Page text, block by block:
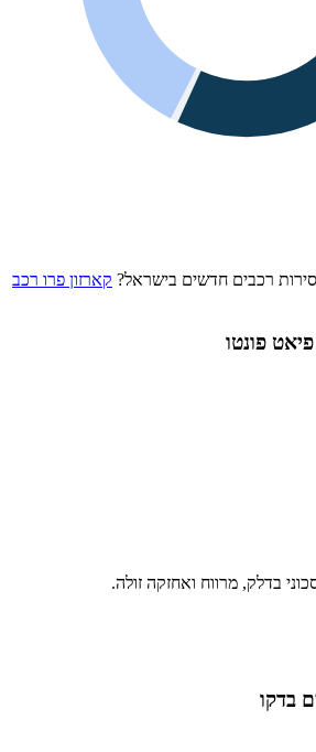
רכבים חדשים בישראל? קארזון פרו רכב
פיאט פונטו
בדלק, מרווח ואחזקה זולה.
בדקו